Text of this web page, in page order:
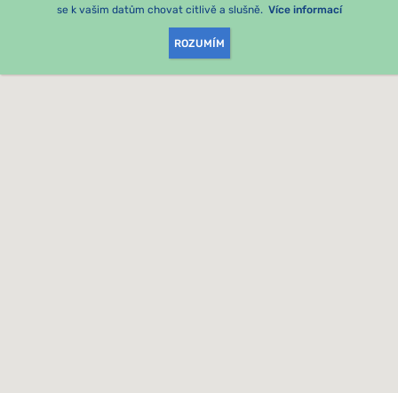
se k vašim datům chovat citlivě a slušně. Více informací
ROZUMÍM
jmenném seznamu našich poradců.